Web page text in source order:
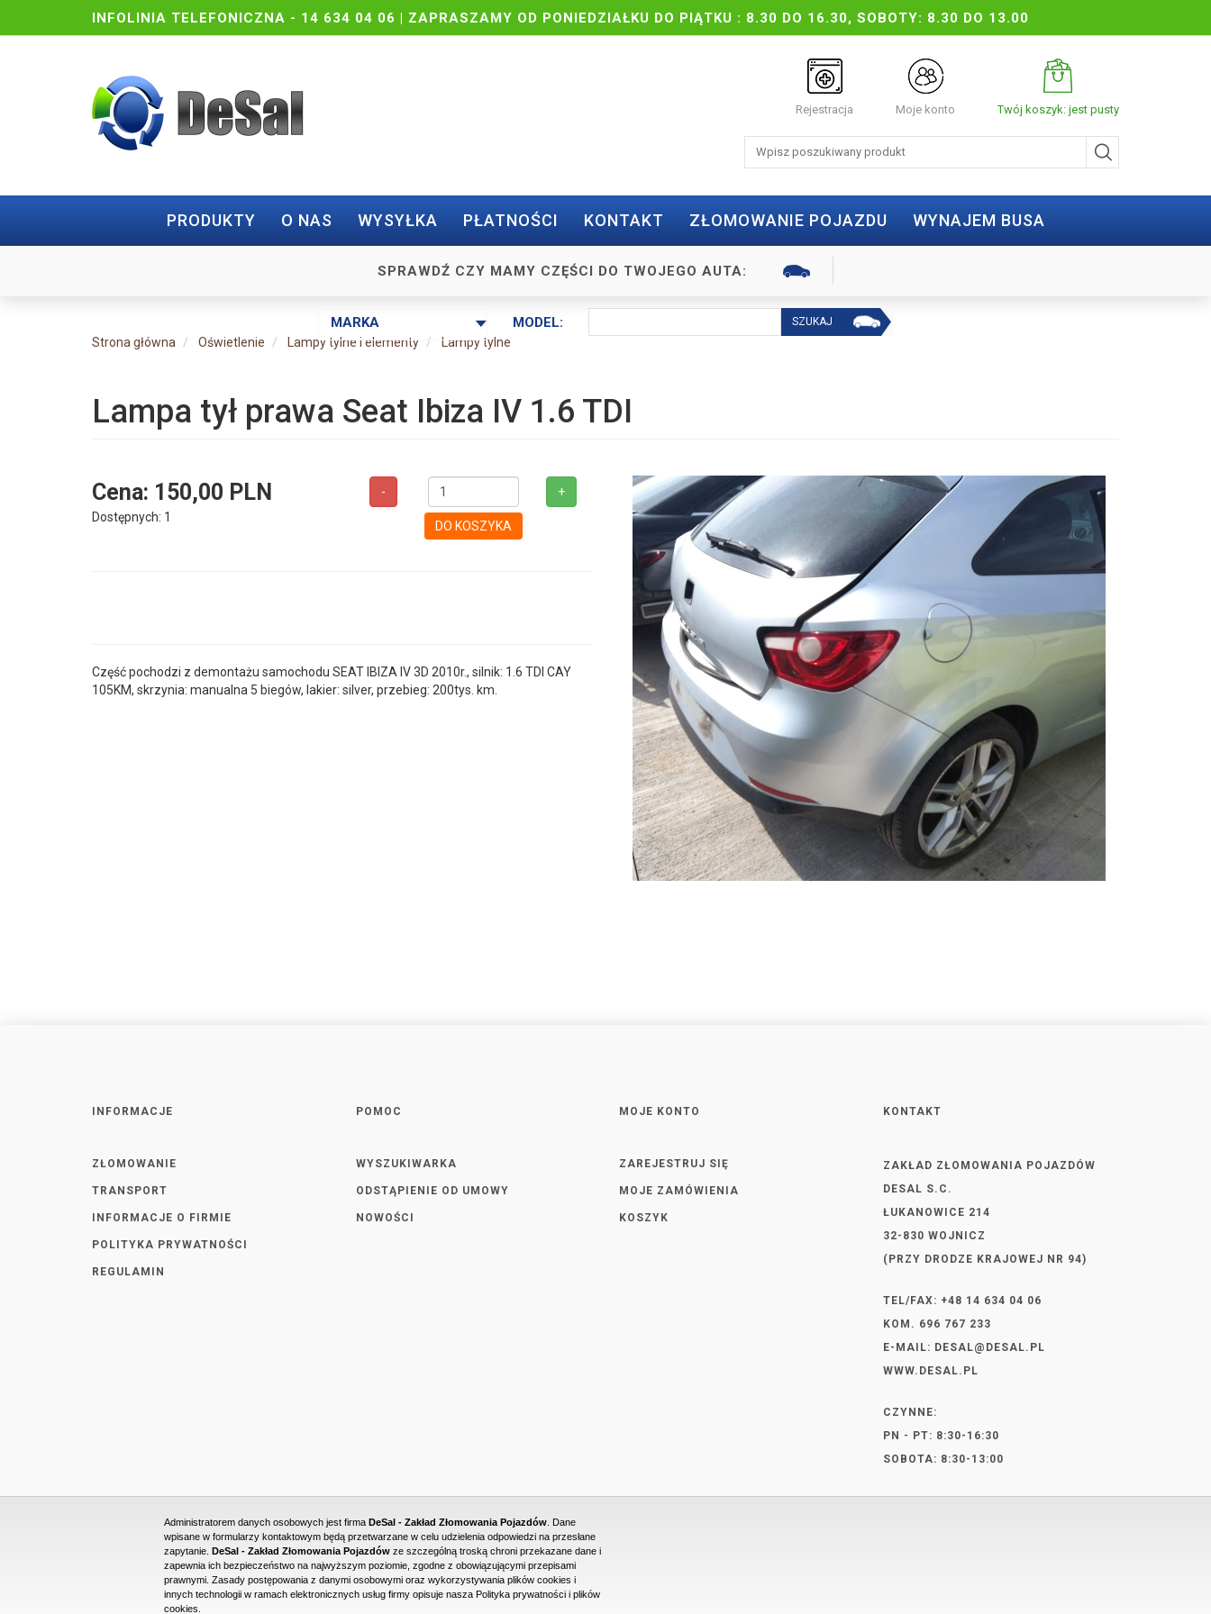
INFOLINIA TELEFONICZNA - 14 634 04 06 | ZAPRASZAMY OD PONIEDZIAŁKU DO PIĄTKU : 8.30 DO 16.30, SOBOTY: 8.30 DO 13.00
Rejestracja Moje konto Twój koszyk: jest pusty
PRODUKTY O NAS WYSYŁKA PŁATNOŚCI KONTAKT ZŁOMOWANIE POJAZDU WYNAJEM BUSA
SPRAWDŹ CZY MAMY CZĘŚCI DO TWOJEGO AUTA:
MODEL:
Strona główna Oświetlenie Lampy tylne i elementy Lampy tylne
Lampa tył prawa Seat Ibiza IV 1.6 TDI
Cena: 150,00 PLN
Dostępnych: 1
- +
DO KOSZYKA
Część pochodzi z demontażu samochodu SEAT IBIZA IV 3D 2010r., silnik: 1.6 TDI CAY
105KM, skrzynia: manualna 5 biegów, lakier: silver, przebieg: 200tys. km.
INFORMACJE
ZŁOMOWANIE
TRANSPORT
INFORMACJE O FIRMIE
POLITYKA PRYWATNOŚCI
REGULAMIN
POMOC
WYSZUKIWARKA
ODSTĄPIENIE OD UMOWY
NOWOŚCI
MOJE KONTO
ZAREJESTRUJ SIĘ
MOJE ZAMÓWIENIA
KOSZYK
KONTAKT
ZAKŁAD ZŁOMOWANIA POJAZDÓW
DESAL S.C.
ŁUKANOWICE 214
32-830 WOJNICZ
(PRZY DRODZE KRAJOWEJ NR 94)
TEL/FAX: +48 14 634 04 06
KOM. 696 767 233
E-MAIL: DESAL@DESAL.PL
WWW.DESAL.PL
CZYNNE:
PN - PT: 8:30-16:30
SOBOTA: 8:30-13:00
PROJEKT I WYKONANIE STRONY WWW: DUONET
Administratorem danych osobowych jest firma DeSal - Zakład Złomowania Pojazdów . Dane
wpisane w formularzy kontaktowym będą przetwarzane w celu udzielenia odpowiedzi na przesłane
zapytanie. DeSal - Zakład Złomowania Pojazdów ze szczególną troską chroni przekazane dane i
zapewnia ich bezpieczeństwo na najwyższym poziomie, zgodne z obowiązującymi przepisami
prawnymi. Zasady postępowania z danymi osobowymi oraz wykorzystywania plików cookies i
innych technologii w ramach elektronicznych usług firmy opisuje nasza Polityka prywatności i plików
cookies.